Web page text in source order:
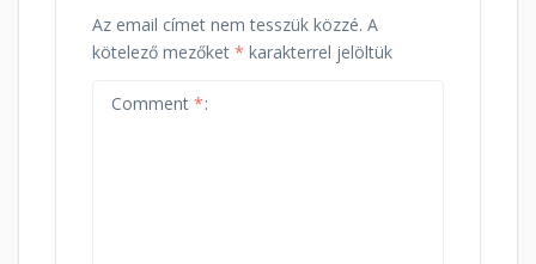
Az email címet nem tesszük közzé. A
kötelező mezőket * karakterrel jelöltük
Comment *